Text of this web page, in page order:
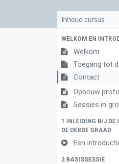
Inhoud cursus
WELKOM EN
Welkom
Toegang tot
Contact
Opbouw
Sessies in
1 INLEIDING BIJ DE
DE DERDE GRAAD
Een introductie in de
2 BASISSESSIE